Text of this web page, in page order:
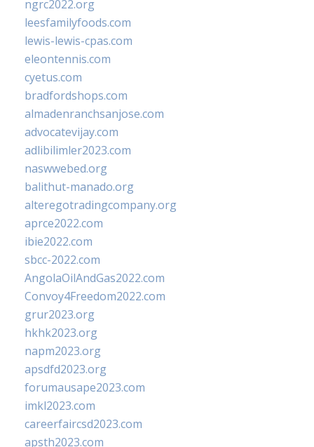
ngrc2022.org
leesfamilyfoods.com
lewis-lewis-cpas.com
eleontennis.com
cyetus.com
bradfordshops.com
almadenranchsanjose.com
advocatevijay.com
adlibilimler2023.com
naswwebed.org
balithut-manado.org
alteregotradingcompany.org
aprce2022.com
ibie2022.com
sbcc-2022.com
AngolaOilAndGas2022.com
Convoy4Freedom2022.com
grur2023.org
hkhk2023.org
napm2023.org
apsdfd2023.org
forumausape2023.com
imkl2023.com
careerfaircsd2023.com
apsth2023.com